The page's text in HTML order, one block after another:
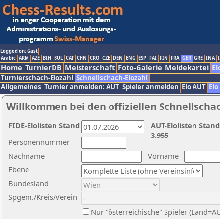
Logged on: Gast
Arabic ARM AZE BIH BUL CAT CHN CRO CZE DEN ENG ESP FAI FIN FRA GER GRE INA
Home TurnierDB Meisterschaft Foto-Galerie Meldekartei
Turnierschach-Elozahl Schnellschach-Elozahl
Allgemeines Turnier anmelden: AUT Spieler anmelden Elo AUT
Willkommen bei den offiziellen
Nachname
Vorname
Ebene
Personennummer
Bundesland
Spgem./Kreis/Verein
Nur "österreichische" Spieler
AUT-Elolisten
3.955
FIDE-Elolisten Stand